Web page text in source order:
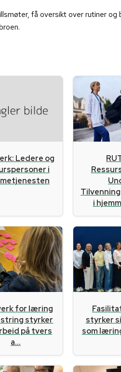
få oversikt over rutiner og
Ledere og
i
i
for læring
styrker
på tvers
a...
styrker
som